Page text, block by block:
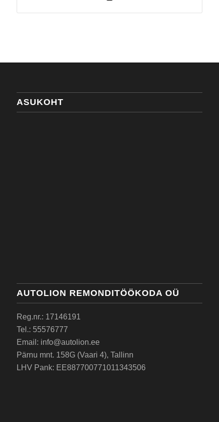
ASUKOHT
AUTOLION REMONDITÖÖKODA OÜ
Reg.nr.: 17146191
Tel.: 55576777
Email: info@autolion.ee
Pärnu mnt. 158G (Vaari 4), Tallinn
LHV Pank: EE887700771011343506